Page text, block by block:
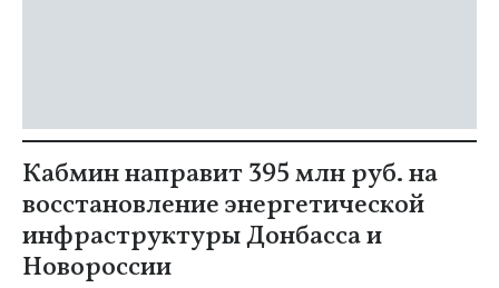
Кабмин направит 395 млн руб. на
восстановление энергетической
инфраструктуры Донбасса и
Новороссии